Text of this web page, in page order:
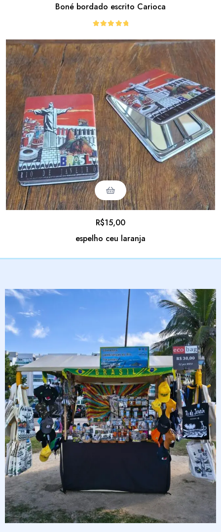
Boné bordado escrito Carioca
de 5
espelho ceu laranja
R$15,00